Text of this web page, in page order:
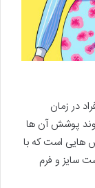
در زمان
پوشش آن ها
هایی است که با
سایز و فرم